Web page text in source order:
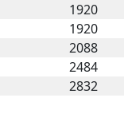
1920
1920
2088
2484
2832